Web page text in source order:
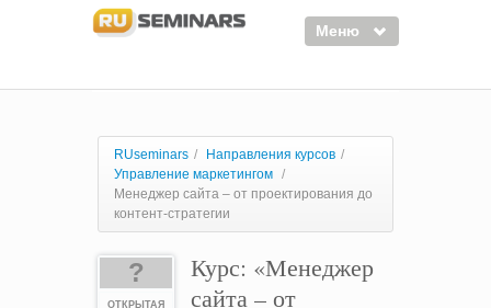
Меню
Курсы
Тренинги
Организаторы
Лектора
RUseminars / Направления курсов /
Управление маркетингом /
Менеджер сайта – от проектирования до
контент-стратегии
?
ОТКРЫТАЯ
Курс: «Менеджер
сайта – от